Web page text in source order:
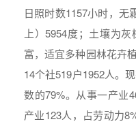
日照时数1157小时，无
上）5954度；土壤为
富，适宜多种园林花卉
14个社519户1952人。
数的79%。从事一产业
产业123人，占劳动力